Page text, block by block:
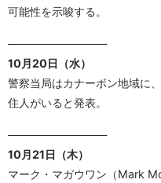
可能性を示唆する。
—————————
10月20日（水）
警察当局はカナーボン地域に
住人がいると発表。
—————————
10月21日（木）
マーク・マガウワン（Mark